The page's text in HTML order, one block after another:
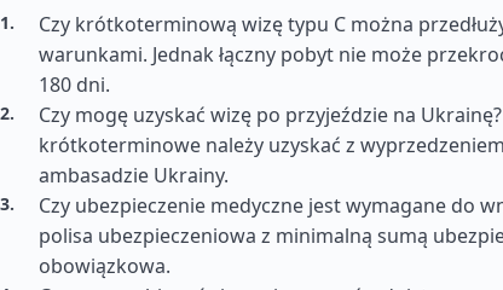
Czy krótkoterminową wizę typu C można
warunkami. Jednak łączny pobyt nie może
180 dni.
Czy mogę uzyskać wizę po przyjeździe na
krótkoterminowe należy uzyskać z
ambasadzie Ukrainy.
Czy ubezpieczenie medyczne jest wymagane do
polisa ubezpieczeniowa z minimalną sumą
obowiązkowa.